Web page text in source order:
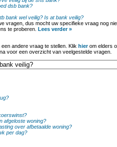
dsb bank?
bank wel veilig? Is at bank veilig?
vragen, dus mocht uw specifieke vraag nog
te proberen. Lees verder »
andere vraag te stellen. Klik hierom elders
voor een overzicht van veelgestelde vragen.
afgeloste woning?
over afbetaalde woning?
per dag?